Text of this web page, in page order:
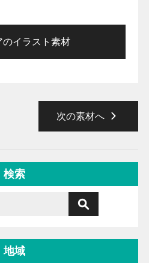
のイラスト素材
次の素材へ
検索
地域